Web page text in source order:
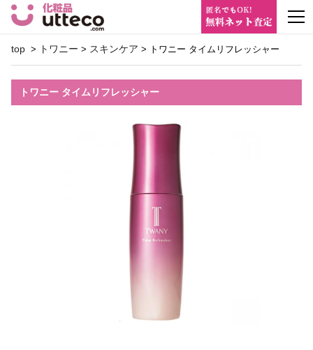
top > トワニー > スキンケア > トワニー タイムリフレッシャー
トワニー タイムリフレッシャー